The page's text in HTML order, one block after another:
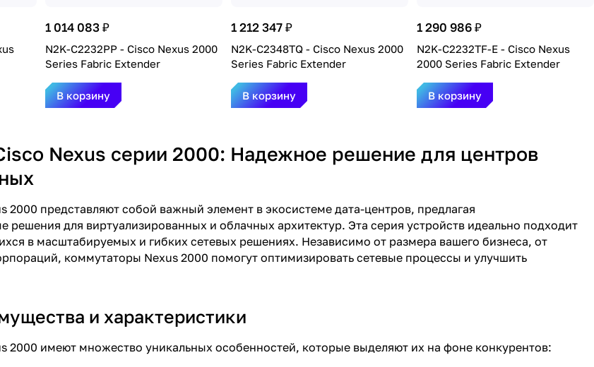
1 014 083 ₽
N2K-C2232PP - Cisco Nexus 2000
Series Fabric Extender
В корзину
1 212 347 ₽
N2K-C2348TQ - Cisco Nexus 2000
Series Fabric Extender
В корзину
1 290 986 ₽
N2K-C2232TF-E - Cisco Nexus
2000 Series Fabric Extender
В корзину
Nexus серии 2000: Надежное решение для центров
2000 представляют собой важный элемент в экосистеме дата-центров, предлагая
решения для виртуализированных и облачных архитектур. Эта серия устройств идеально подходит
в масштабируемых и гибких сетевых решениях. Независимо от размера вашего бизнеса, от
коммутаторы Nexus 2000 помогут оптимизировать сетевые процессы и улучшить
и характеристики
2000 имеют множество уникальных особенностей, которые выделяют их на фоне конкурентов: